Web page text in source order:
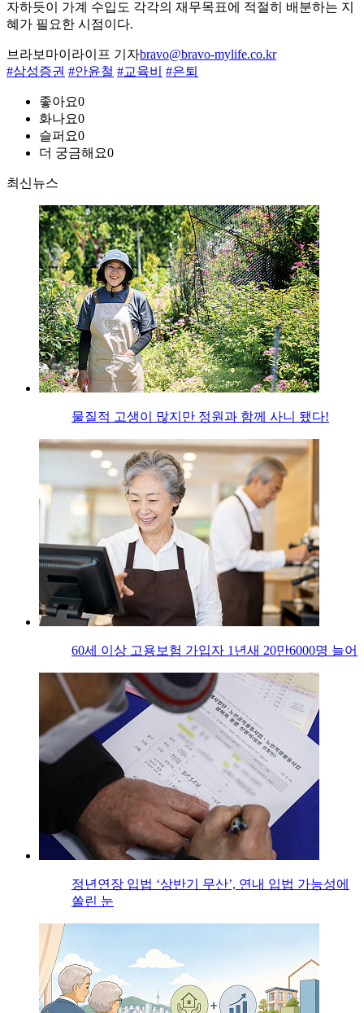
자하듯이 가계 수입도 각각의 재무목표에 적절히 배분하는 지
혜가 필요한 시점이다.
브라보마이라이프 기자bravo@bravo-mylife.co.kr
#삼성증권 #안윤철 #교육비 #은퇴
좋아요0
화나요0
슬퍼요0
더 궁금해요0
최신뉴스
물질적 고생이 많지만 정원과 함께 사니 됐다!
60세 이상 고용보험 가입자 1년새 20만6000명 늘어
정년연장 입법 ‘상반기 무산’, 연내 입법 가능성에
쏠린 눈